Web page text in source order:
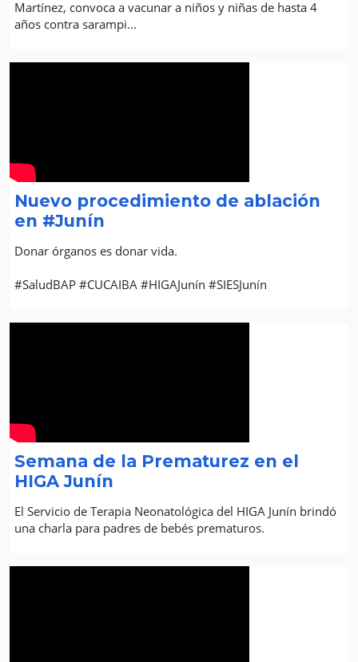
Martínez, convoca a vacunar a niños y niñas de hasta 4
años contra sarampi...
Nuevo procedimiento de ablación
en #Junín
Donar órganos es donar vida.
#SaludBAP #CUCAIBA #HIGAJunín #SIESJunín
Semana de la Prematurez en el
HIGA Junín
El Servicio de Terapia Neonatológica del HIGA Junín brindó
una charla para padres de bebés prematuros.